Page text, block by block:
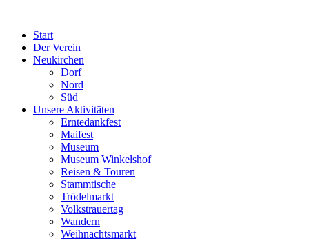
Start
Der Verein
Neukirchen
Dorf
Nord
Süd
Unsere Aktivitäten
Erntedankfest
Maifest
Museum
Museum Winkelshof
Reisen & Touren
Stammtische
Trödelmarkt
Volkstrauertag
Wandern
Weihnachtsmarkt